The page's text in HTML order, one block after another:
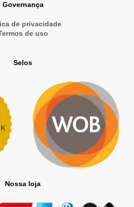
Governança
de privacidade
de uso
Selos
Nossa loja